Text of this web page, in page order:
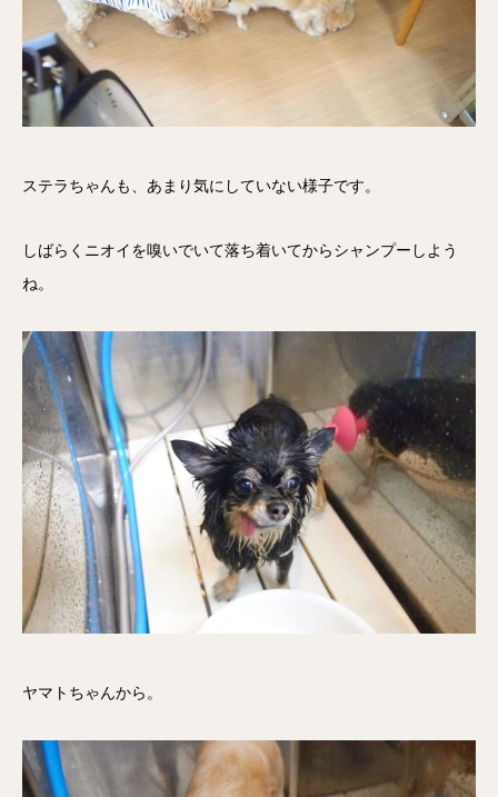
ステラちゃんも、あまり気にしていない様子です。
しばらくニオイを嗅いでいて落ち着いてからシャンプーしよう
ね。
ヤマトちゃんから。